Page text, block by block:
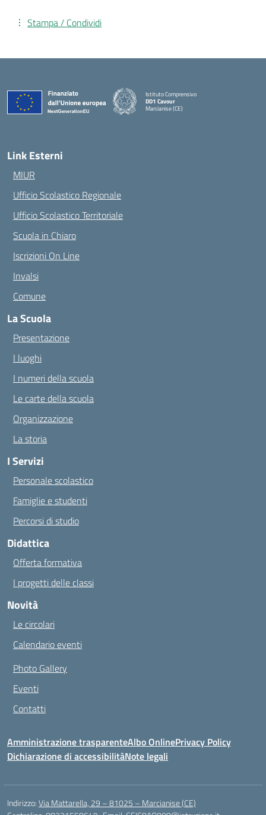
Stampa / Condividi
Istituto Comprensivo
DD1 Cavour
Marcianise (CE)
Link Esterni
MIUR
Ufficio Scolastico Regionale
Ufficio Scolastico Territoriale
Scuola in Chiaro
Iscrizioni On Line
Invalsi
Comune
La Scuola
Presentazione
I luoghi
I numeri della scuola
Le carte della scuola
Organizzazione
La storia
I Servizi
Personale scolastico
Famiglie e studenti
Percorsi di studio
Didattica
Offerta formativa
I progetti delle classi
Novità
Le circolari
Calendario eventi
Photo Gallery
Eventi
Contatti
Amministrazione trasparenteAlbo OnlinePrivacy Policy
Dichiarazione di accessibilitàNote legali
Indirizzo:Via Mattarella, 29 – 81025 – Marcianise (CE)